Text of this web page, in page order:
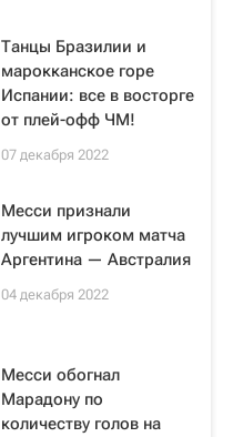
Танцы Бразилии и
марокканское горе
Испании: все в восторге
от плей-офф ЧМ!
07 декабря 2022
Месси признали
лучшим игроком матча
Аргентина — Австралия
04 декабря 2022
Месси обогнал
Марадону по
количеству голов на